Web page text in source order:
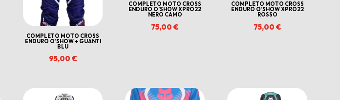
COMPLETO MOTO CROSS
ENDURO O’SHOW + GUANTI
BLU
95,00 €
COMPLETO MOTO CROSS
ENDURO O’SHOW XPRO22
NERO CAMO
75,00€
COMPLETO MOTO CROSS
ENDURO O’SHOW XPRO22
ROSSO
75,00 €